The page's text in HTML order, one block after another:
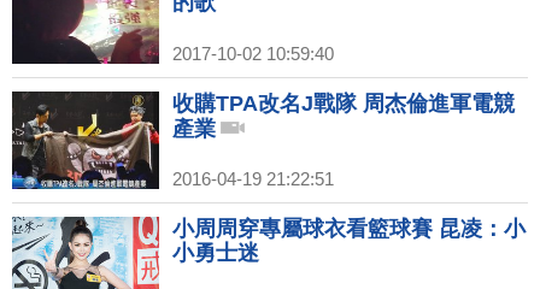
2017-10-02 10:59:40
收購TPA改名J戰隊 周杰倫進軍電競
產業
2016-04-19 21:22:51
小周周穿專屬球衣看籃球賽 昆凌：小
小勇士迷